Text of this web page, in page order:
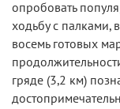
опробовать
ходьбу с палками,
восемь готовых
гряде (3,2 км)